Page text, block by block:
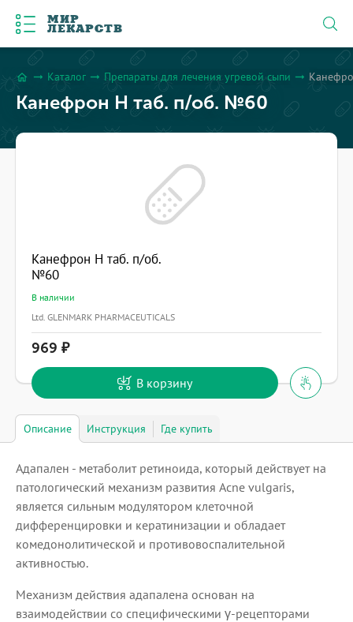
МИР
ЛЕКАРСТВ
home arrow_right_alt Каталог arrow_right_alt Препараты для лечения угревой сыпи arrow_right_alt
Канефрон Н таб. п/об. №60
Канефрон Н таб. п/об.
№60
В наличии
Ltd. GLENMARK PHARMACEUTICALS
969
В корзину
Описание Инструкция Где купить
Адапален - метаболит ретиноида, который действует на
патологический механизм развития Acne vulgaris,
является сильным модулятором клеточной
дифференцировки и кератинизации и обладает
комедонолитической и противовоспалительной
активностью.
Механизм действия адапалена основан на
взаимодействии со специфическими γ-рецепторами